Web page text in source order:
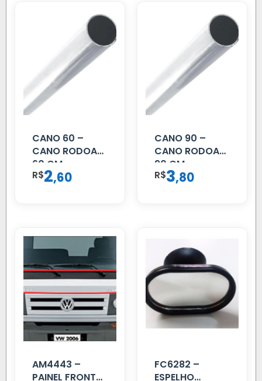
CANO 60 –
CANO RODOAR
60 CM
R$2,60
CANO 90 –
CANO RODOAR
90 CM
R$3,80
AM4443 –
PAINEL FRONTAL
FC6282 –
ESPELHO